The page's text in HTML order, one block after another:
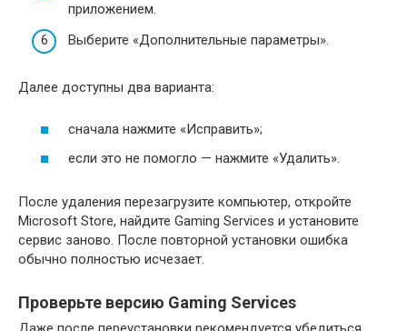
приложением.
Выберите «Дополнительные параметры».
Далее доступны два варианта:
сначала нажмите «Исправить»;
если это не помогло — нажмите «Удалить».
После удаления перезагрузите компьютер, откройте
Microsoft Store, найдите Gaming Services и установите
сервис заново. После повторной установки ошибка
обычно полностью исчезает.
Проверьте версию Gaming Services